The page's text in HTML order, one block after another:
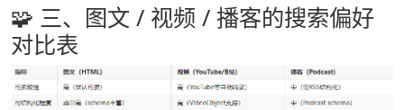
🧩 三、图文 / 视频 / 播客的搜索偏好
对比表